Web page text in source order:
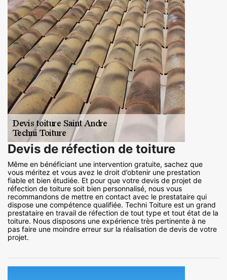
Devis de réfection de toiture
Même en bénéficiant une intervention gratuite, sachez que
vous méritez et vous avez le droit d’obtenir une prestation
fiable et bien étudiée. Et pour que votre devis de projet de
réfection de toiture soit bien personnalisé, nous vous
recommandons de mettre en contact avec le prestataire qui
dispose une compétence qualifiée. Techni Toiture est un grand
prestataire en travail de réfection de tout type et tout état de la
toiture. Nous disposons une expérience très pertinente à ne
pas faire une moindre erreur sur la réalisation de devis de votre
projet.